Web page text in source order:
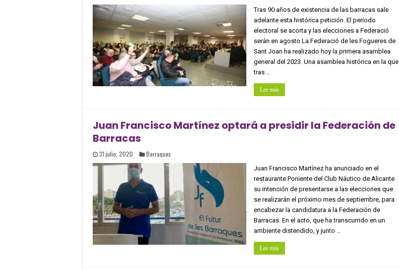
Tras 90 años de existencia de las barracas sale
adelante esta histórica petición. El período
electoral se acorta y las elecciones a Federació
serán en agosto La Federació de les Fogueres de
Sant Joan ha realizado hoy la primera asamblea
general del 2023. Una asamblea histórica en la que
tras …
Lee más
Juan Francisco Martínez optará a presidir la Federación de
Barracas
31 julio, 2020 Barraques
Juan Francisco Martínez ha anunciado en el
restaurante Poniente del Club Náutico de Alicante
su intención de presentarse a las elecciones que
se realizarán el próximo mes de septiembre, para
encabezar la candidatura a la Federación de
Barracas. En el acto, que ha transcurrido en un
ambiente distendido, y junto …
Lee más